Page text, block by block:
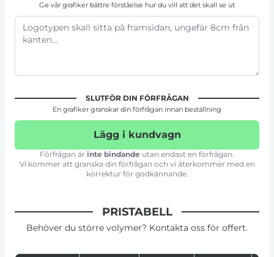
Ge vår grafiker bättre förståelse hur du vill att det skall se ut
SLUTFÖR DIN FÖRFRÅGAN
En grafiker granskar din förfrågan innan beställning
Lägg i kundvagn
Förfrågan är inte bindande utan endast en förfrågan.
Vi kommer att granska din förfrågan och vi återkommer med en
korrektur för godkännande.
PRISTABELL
Behöver du större volymer? Kontakta oss för offert.